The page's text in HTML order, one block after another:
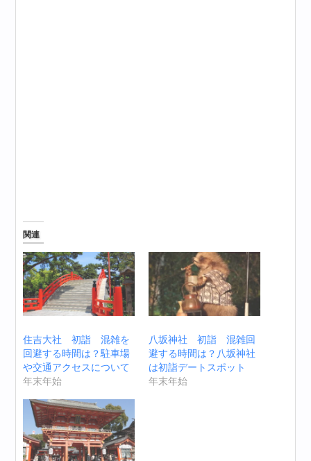
関連
住吉大社 初詣 混雑を
回避する時間は？駐車場
や交通アクセスについて
年末年始
八坂神社 初詣 混雑回
避する時間は？八坂神社
は初詣デートスポット
年末年始